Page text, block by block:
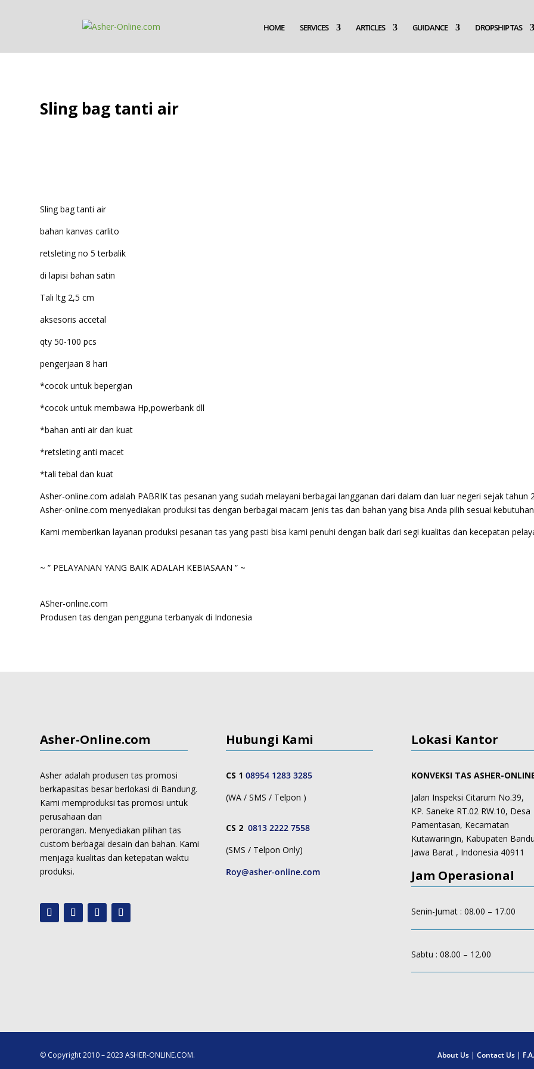
HOME SERVICES ARTICLES GUIDANCE DROPSHIP TAS
Sling bag tanti air
Sling bag tanti air
bahan kanvas carlito
retsleting no 5 terbalik
di lapisi bahan satin
Tali ltg 2,5 cm
aksesoris accetal
qty 50-100 pcs
pengerjaan 8 hari
*cocok untuk bepergian
*cocok untuk membawa Hp,powerbank dll
*bahan anti air dan kuat
*retsleting anti macet
*tali tebal dan kuat
Asher-online.com adalah PABRIK tas pesanan yang sudah melayani berbagai langganan dari dalam dan luar negeri sejak tahun
Asher-online.com menyediakan produksi tas dengan berbagai macam jenis tas dan bahan yang bisa Anda pilih sesuai
Kami memberikan layanan produksi pesanan tas yang pasti bisa kami penuhi dengan baik dari segi kualitas dan kecepatan
~ ” PELAYANAN YANG BAIK ADALAH KEBIASAAN ” ~
ASher-online.com
Produsen tas dengan pengguna terbanyak di Indonesia
Asher-Online.com
Asher adalah produsen tas promosi
berkapasitas besar berlokasi di Bandung.
Kami memproduksitas promosi untuk
perusahaan dan
perorangan. Menyediakan pilihan tas
custom berbagai desain dan bahan. Kami
menjaga kualitas dan ketepatan waktu
produksi.
Hubungi Kami
CS 1 08954 1283 3285
(WA / SMS / Telpon )
CS 2 0813 2222 7558
(SMS / Telpon Only)
Roy@asher-online.com
Lokasi Kantor
KONVEKSI TAS ASHER-
Jalan Inspeksi Citarum No.39,
KP. Saneke RT.02 RW.10, Desa
Pamentasan, Kecamatan
Kutawaringin, Kabupaten
Jawa Barat , Indonesia 40911
Jam Operasional
Senin-Jumat : 08.00 – 17.00
Sabtu : 08.00 – 12.00
© Copyright 2010 – 2023 ASHER-ONLINE.COM. About Us| Contact Us|